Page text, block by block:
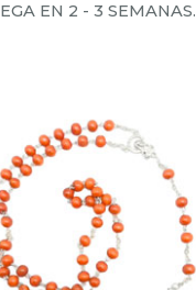
EN 2 - 3 SEMANAS.